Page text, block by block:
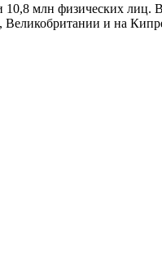
млн физических лиц.
и на